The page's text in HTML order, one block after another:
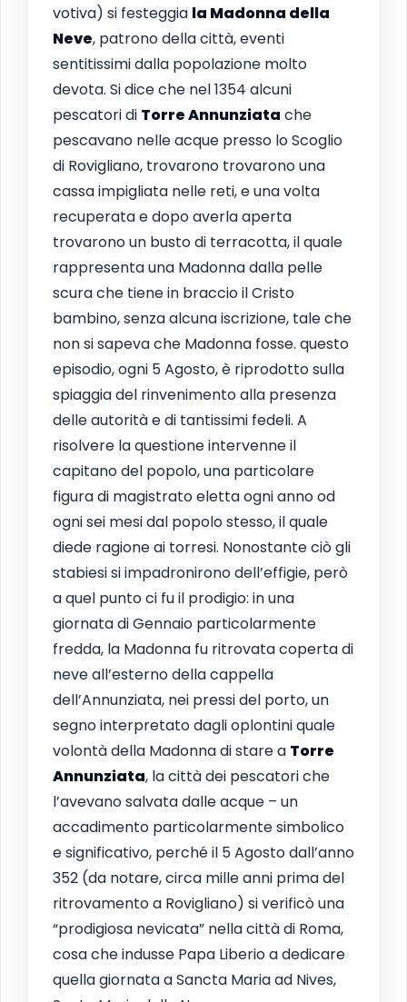
votiva) si festeggia la Madonna della
Neve, patrono della città, eventi
sentitissimi dalla popolazione molto
devota. Si dice che nel 1354 alcuni
pescatori di Torre Annunziata che
pescavano nelle acque presso lo Scoglio
di Rovigliano, trovarono trovarono una
cassa impigliata nelle reti, e una volta
recuperata e dopo averla aperta
trovarono un busto di terracotta, il quale
rappresenta una Madonna dalla pelle
scura che tiene in braccio il Cristo
bambino, senza alcuna iscrizione, tale che
non si sapeva che Madonna fosse. questo
episodio, ogni 5 Agosto, è riprodotto sulla
spiaggia del rinvenimento alla presenza
delle autorità e di tantissimi fedeli. A
risolvere la questione intervenne il
capitano del popolo, una particolare
figura di magistrato eletta ogni anno od
ogni sei mesi dal popolo stesso, il quale
diede ragione ai torresi. Nonostante ciò gli
stabiesi si impadronirono dell’effigie, però
a quel punto ci fu il prodigio: in una
giornata di Gennaio particolarmente
fredda, la Madonna fu ritrovata coperta di
neve all’esterno della cappella
dell’Annunziata, nei pressi del porto, un
segno interpretato dagli oplontini quale
volontà della Madonna di stare a Torre
Annunziata, la città dei pescatori che
l’avevano salvata dalle acque – un
accadimento particolarmente simbolico
e significativo, perché il 5 Agosto dall’anno
352 (da notare, circa mille anni prima del
ritrovamento a Rovigliano) si verificò una
“prodigiosa nevicata” nella città di Roma,
cosa che indusse Papa Liberio a dedicare
quella giornata a Sancta Maria ad Nives,